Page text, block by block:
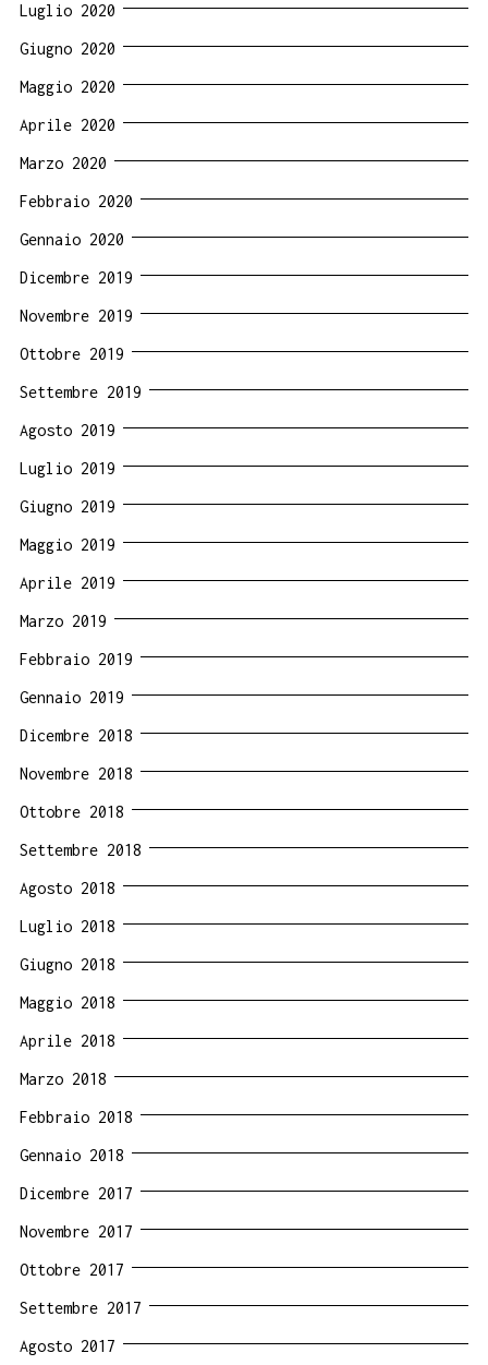
Luglio 2020
Giugno 2020
Maggio 2020
Aprile 2020
Marzo 2020
Febbraio 2020
Gennaio 2020
Dicembre 2019
Novembre 2019
Ottobre 2019
Settembre 2019
Agosto 2019
Luglio 2019
Giugno 2019
Maggio 2019
Aprile 2019
Marzo 2019
Febbraio 2019
Gennaio 2019
Dicembre 2018
Novembre 2018
Ottobre 2018
Settembre 2018
Agosto 2018
Luglio 2018
Giugno 2018
Maggio 2018
Aprile 2018
Marzo 2018
Febbraio 2018
Gennaio 2018
Dicembre 2017
Novembre 2017
Ottobre 2017
Settembre 2017
Agosto 2017